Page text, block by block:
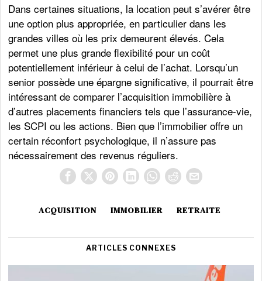
Dans certaines situations, la location peut s’avérer être
une option plus appropriée, en particulier dans les
grandes villes où les prix demeurent élevés. Cela
permet une plus grande flexibilité pour un coût
potentiellement inférieur à celui de l’achat. Lorsqu’un
senior possède une épargne significative, il pourrait être
intéressant de comparer l’acquisition immobilière à
d’autres placements financiers tels que l’assurance-vie,
les SCPI ou les actions. Bien que l’immobilier offre un
certain réconfort psychologique, il n’assure pas
nécessairement des revenus réguliers.
ACQUISITION IMMOBILIER RETRAITE
ARTICLES CONNEXES